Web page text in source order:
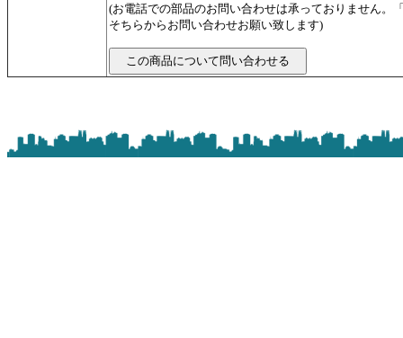
(お電話での部品のお問い合わせは承っておりません。
そちらからお問い合わせお願い致します)